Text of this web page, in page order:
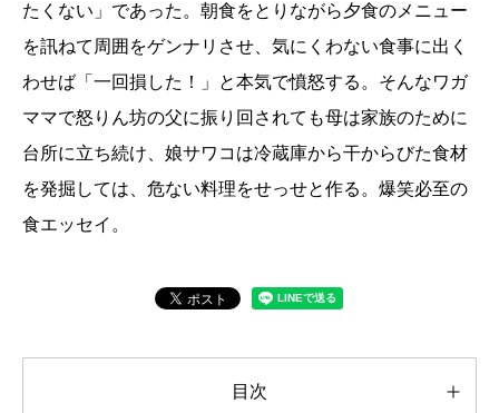
たくない」であった。朝食をとりながら夕食のメニュー
を訊ねて周囲をゲンナリさせ、気にくわない食事に出く
わせば「一回損した！」と本気で憤怒する。そんなワガ
ママで怒りん坊の父に振り回されても母は家族のために
台所に立ち続け、娘サワコは冷蔵庫から干からびた食材
を発掘しては、危ない料理をせっせと作る。爆笑必至の
食エッセイ。
目次